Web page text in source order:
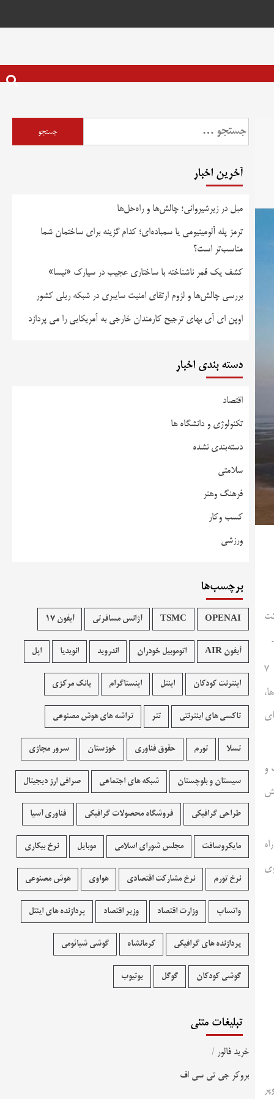
تکنا، ایلان ماسک، بنیانگذار و مدیرعامل اسپیس‌ایکس، در اظهاراتی در شبکه‌ی اجتماعی ایکس، تاریخ ۷
و
تقریبی ۱۲۲ متر و نیروی
آخرین اخبار
مبل در زیرشیروانی؛ چالش‌ها و راه‌حل‌ها
ترمز پله آلومینیومی یا سمباده‌ای؛ کدام گزینه برای ساختمان شما
مناسب‌تر است؟
کشف یک قمر ناشناخته با ساختاری عجیب در سیارک «نیسا»
بررسی چالش‌ها و لزوم ارتقای امنیت سایبری در شبکه ریلی کشور
اوپن ای آی بهای ترجیح کارمندان خارجی به آمریکایی را می پردازد
دسته بندی اخبار
اقتصاد
تکنولوژی و دانشگاه ها
دسته‌بندی نشده
سلامتی
فرهنگ وهنر
کسب وکار
ورزشی
برچسب‌ها
OPENAI
TSMC آژانس مسافرتی آیفون 17
آیفون AIR اتوموبیل خودران اندروید انویدیا اپل
اینترنت کودکان اینتل اینستاگرام بانک مرکزی
تاکسی های اینترنتی تتر تراشه های هوش مصنوعی
تسلا تورم حقوق فناوری خوزستان سرور مجازی
سیستان و بلوچستان شبکه های اجتماعی صرافی ارز دیجیتال
طراحی گرافیکی فروشگاه محصولات گرافيکی فناوری آسیا
مایکروسافت مجلس شورای اسلامی موبایل نرخ بیکاری
نرخ تورم نرخ مشارکت اقتصادی هواوی هوش مصنوعی
واتساپ وزارت اقتصاد وزیر اقتصاد پردازنده های اینتل
پردازنده های گرافیکی کرمانشاه گوشی شیائومی
گوشی کودکان گوگل یوتیوب
تبلیغات متنی
خرید فالور /
بروکر جی تی سی اف